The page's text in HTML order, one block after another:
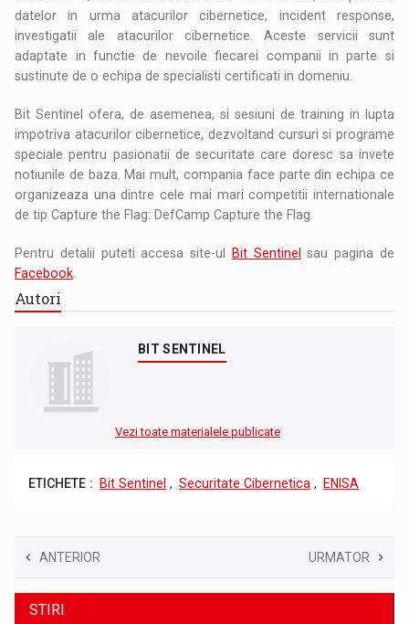
datelor in urma atacurilor cibernetice, incident response,
investigatii ale atacurilor cibernetice. Aceste servicii sunt
adaptate in functie de nevoile fiecarei companii in parte si
sustinute de o echipa de specialisti certificati in domeniu.
Bit Sentinel ofera, de asemenea, si sesiuni de training in lupta
impotriva atacurilor cibernetice, dezvoltand cursuri si programe
speciale pentru pasionatii de securitate care doresc sa invete
notiunile de baza. Mai mult, compania face parte din echipa ce
organizeaza una dintre cele mai mari competitii internationale
de tip Capture the Flag: DefCamp Capture the Flag.
Pentru detalii puteti accesa site-ul Bit Sentinel
sau pagina de
Facebook
Autori
BIT SENTINEL
Vezi toate materialele publicate
ETICHETE : Bit Sentinel , Securitate Cibernetica , ENISA
ANTERIOR URMATOR
STIRI